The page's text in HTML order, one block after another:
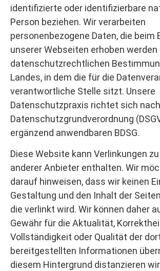
identifizierte oder identifizierbare
Person beziehen. Wir verarbeiten
personenbezogene Daten, die beim
unserer Webseiten erhoben werden
datenschutzrechtlichen
Landes, in dem die für die
verantwortliche Stelle sitzt. Unsere
Datenschutzpraxis richtet sich nach
Datenschutzgrundverordnung
ergänzend anwendbaren BDSG.
Diese Website kann Verlinkungen
anderer Anbieter enthalten. Wir
darauf hinweisen, dass wir keinen
Gestaltung und den Inhalt der
die verlinkt wird. Wir können daher
Gewähr für die Aktualität,
Vollständigkeit oder Qualität der
bereitgestellten Informationen
diesem Hintergrund distanzieren